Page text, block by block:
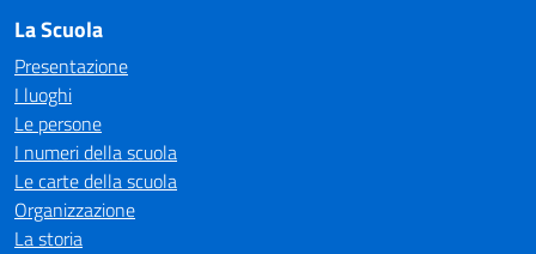
La Scuola
Presentazione
I luoghi
Le persone
I numeri della scuola
Le carte della scuola
Organizzazione
La storia